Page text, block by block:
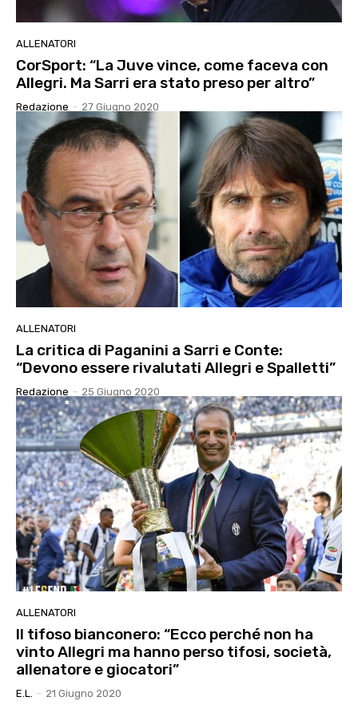
ALLENATORI
CorSport: “La Juve vince, come faceva con
Allegri. Ma Sarri era stato preso per altro”
Redazione - 27 Giugno 2020
ALLENATORI
La critica di Paganini a Sarri e Conte:
“Devono essere rivalutati Allegri e Spalletti”
Redazione - 25 Giugno 2020
ALLENATORI
Il tifoso bianconero: “Ecco perché non ha
vinto Allegri ma hanno perso tifosi, società,
allenatore e giocatori”
E.l. - 21 Giugno 2020